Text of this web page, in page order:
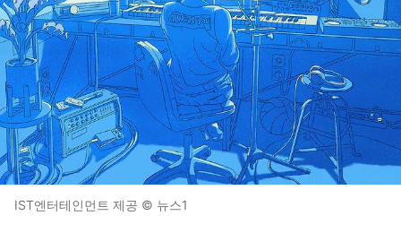
IST엔터테인먼트 제공 © 뉴스1